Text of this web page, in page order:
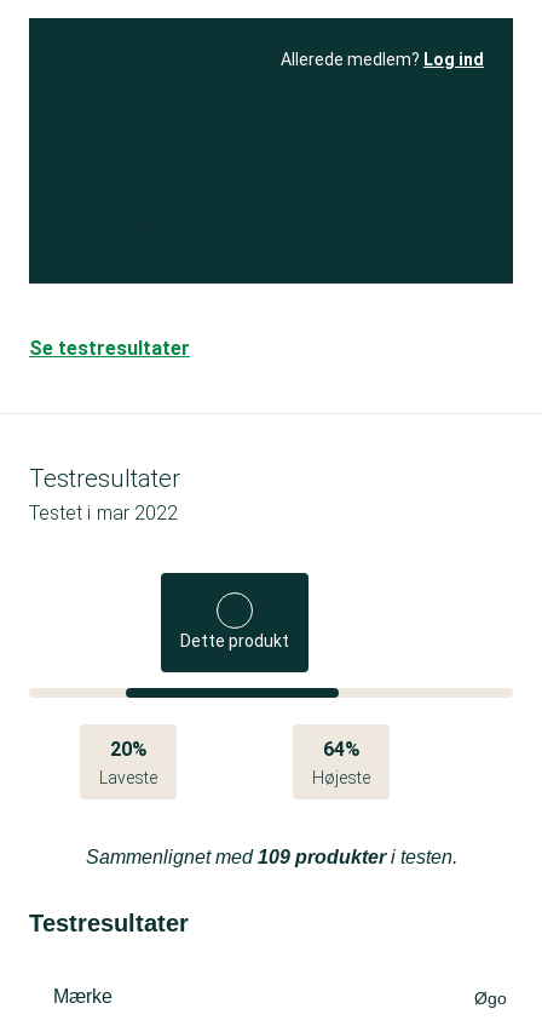
Allerede medlem? Log ind
Se testresultater
Testresultater
Testet i mar 2022
Dette produkt
20%
Laveste
64%
Højeste
Sammenlignet med109 produkteri testen.
Testresultater
Mærke Øgo